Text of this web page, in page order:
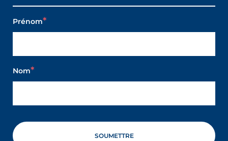
Prénom
Nom